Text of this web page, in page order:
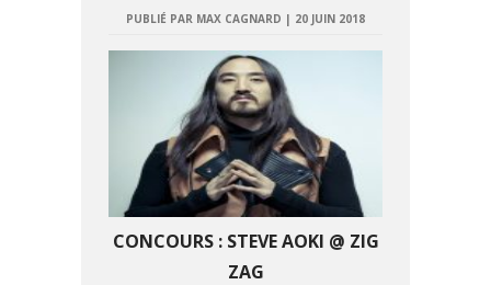
PUBLIÉ PAR MAX CAGNARD | 20 JUIN 2018
CONCOURS : STEVE AOKI @ ZIG
ZAG